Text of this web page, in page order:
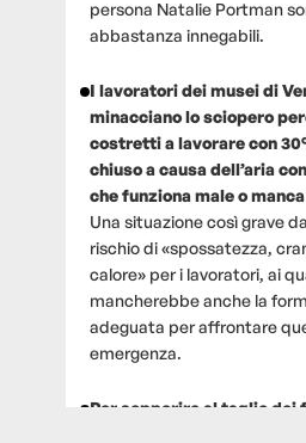
persona Natalie Portman
abbastanza innegabili.
I lavoratori dei musei di
minacciano lo sciopero
costretti a lavorare con
chiuso a causa dell’aria
che funziona male o
Una situazione così grave
rischio di «spossatezza,
calore» per i lavoratori, ai
mancherebbe anche la
adeguata per affrontare
emergenza.
Per sopperire al taglio dei